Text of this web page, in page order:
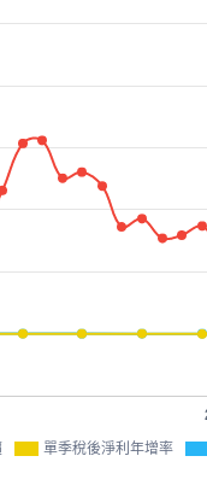
單季稅後淨利年增率